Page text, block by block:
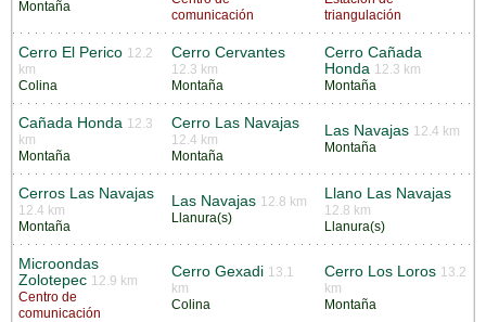
Montaña
comunicación
triangulación
Cerro El Perico 12.2
km
Colina
Cerro Cervantes
12.3 km
Montaña
Cerro Cañada
Honda 12.3 km
Montaña
Cañada Honda 12.3
km
Montaña
Cerro Las Navajas
12.4 km
Montaña
Las Navajas 12.4 km
Montaña
Cerros Las Navajas
12.4 km
Montaña
Las Navajas 12.8 km
Llanura(s)
Llano Las Navajas
12.8 km
Llanura(s)
Microondas
Zolotepec 12.9 km
Centro de
comunicación
Cerro Gexadi 13.1
km
Colina
Cerro Los Loros 13.2
km
Montaña